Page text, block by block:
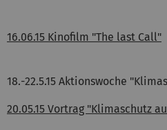
16.06.15 Kinofilm "The last Call"
18.-22.5.15 Aktionswoche
20.05.15 Vortrag "Klimaschutz